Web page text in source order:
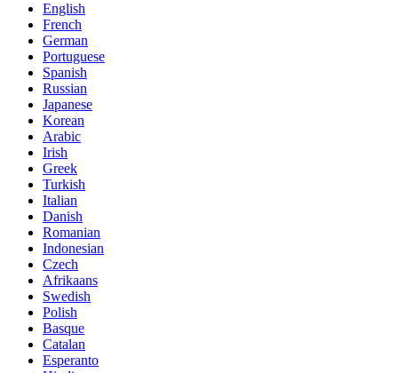
English
French
German
Portuguese
Spanish
Russian
Japanese
Korean
Arabic
Irish
Greek
Turkish
Italian
Danish
Romanian
Indonesian
Czech
Afrikaans
Swedish
Polish
Basque
Catalan
Esperanto